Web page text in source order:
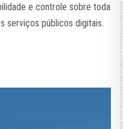
e controle sobre toda
serviços públicos digitais.